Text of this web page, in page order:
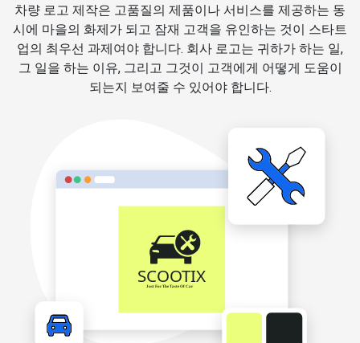
차량 로고 제작은 고품질의 제품이나 서비스를 제공하는 동
시에 마을의 화제가 되고 잠재 고객을 유인하는 것이 스타트
업의 최우선 과제여야 합니다. 회사 로고는 귀하가 하는 일,
그 일을 하는 이유, 그리고 그것이 고객에게 어떻게 도움이
되는지 보여줄 수 있어야 합니다.